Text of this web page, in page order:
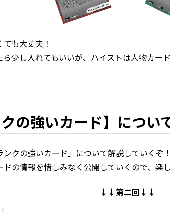
も大丈夫！
少し入れてもいいが、ハイストは人物カー
の強いカード】につい
クの強いカード」について解説していくぞ！
の情報を惜しみなく公開していくので、楽
↓↓第二回↓↓